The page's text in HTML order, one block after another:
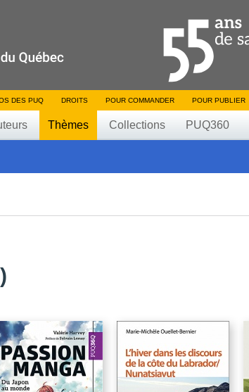
DES PUQ DROITS POUR COMMANDER POUR PUBLIER
Thèmes Collections PUQ360